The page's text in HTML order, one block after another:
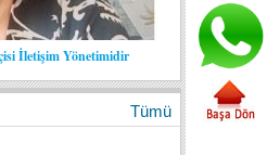
İletişim Yönetimidir
Tümü